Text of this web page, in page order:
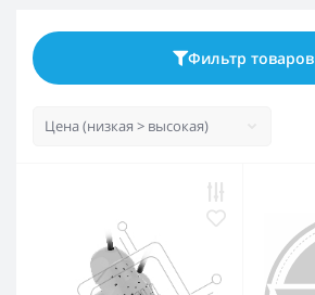
Фильтр товаров